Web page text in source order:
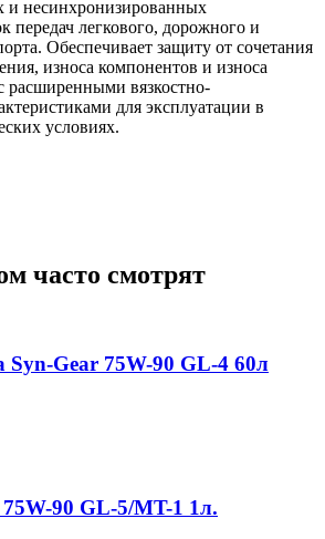
и несинхронизированных
передач легкового, дорожного и
Обеспечивает защиту от сочетания
износа компонентов и износа
расширенными вязкостно-
для эксплуатации в
условиях.
часто смотрят
Gear 75W-90 GL-4 60л
90 GL-5/MT-1 1л.